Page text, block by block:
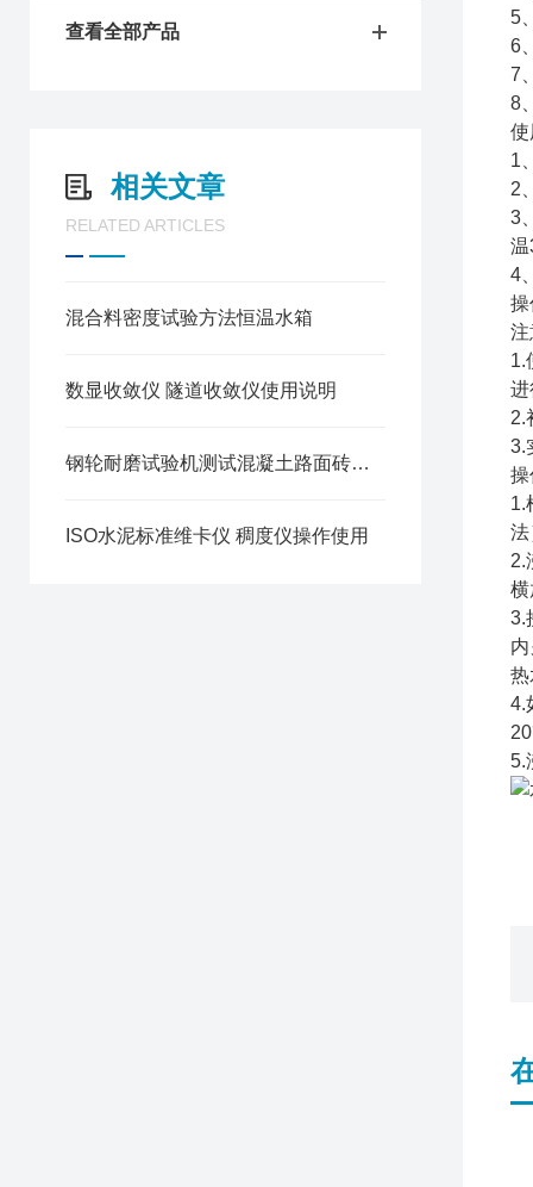
查看全部产品
相关文章
RELATED ARTICLES
混合料密度试验方法恒温水箱
数显收敛仪 隧道收敛仪使用说明
钢轮耐磨试验机测试混凝土路面砖耐磨试验方法
ISO水泥标准维卡仪 稠度仪操作使用
5
6
7
8
使
1
2
3
4
操
1.
进
2.
3.
操
1.
法
2.
横
3.
热
4.
5.